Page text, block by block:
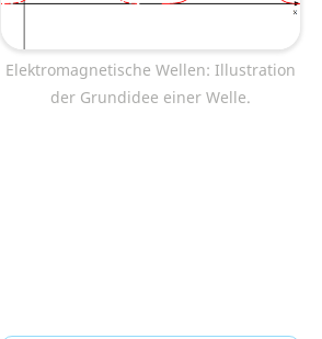
Elektromagnetische Wellen: Illustration
der Grundidee einer Welle.